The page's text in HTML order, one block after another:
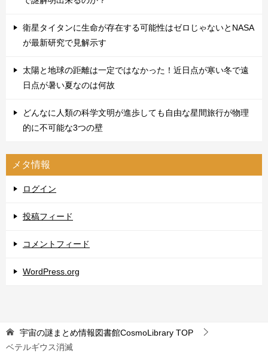
衛星タイタンに生命が存在する可能性はゼロじゃないとNASA
が最新研究で見解示す
太陽と地球の距離は一定ではなかった！近日点が寒い冬で遠
日点が暑い夏なのは何故
どんなに人類の科学文明が進歩しても自由な星間旅行が物理
的に不可能な3つの壁
メタ情報
ログイン
投稿フィード
コメントフィード
WordPress.org
宇宙の謎まとめ情報図書館CosmoLibrary TOP
ベテルギウス消滅